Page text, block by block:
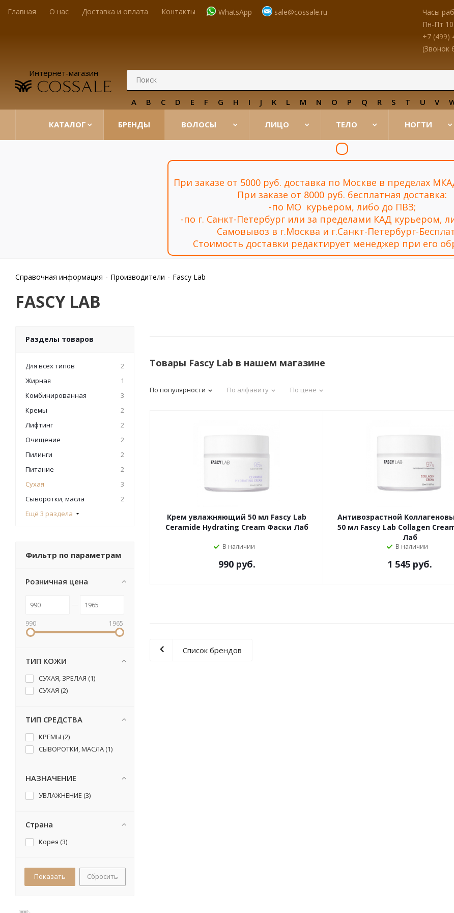
Главная О нас Доставка и оплата Контакты WhatsApp sale@cossale.ru
Часы
Пн-Пт
+7 (499)
(Звонок
Интернет-магазин
A B C D E F G H I J K L M N O P Q R S T U V
КАТАЛОГ БРЕНДЫ ВОЛОСЫ ЛИЦО ТЕЛО НОГТИ
При заказе от 5000 руб. доставка по Москве в пределах
При заказе от 8000 руб. бесплатная доставка:
-по МО курьером, либо до ПВЗ;
-по г. Санкт-Петербург или за пределами КАД курьером,
Самовывоз в г.Москва и г.Санкт-Петербург-
Стоимость доставки редактирует менеджер при его
Справочная информация - Производители - Fascy Lab
FASCY LAB
Товары Fascy Lab в нашем магазине
По популярности По алфавиту По цене
Крем увлажняющий 50 мл Fascy Lab
Ceramide Hydrating Cream Фаски Лаб
В наличии
990 руб.
Антивозрастной
50 мл Fascy Lab Collagen
Лаб
В наличии
1 545 руб.
Список брендов
Разделы товаров
Для всех типов
2
Жирная
1
Комбинированная
3
Кремы
2
Лифтинг
2
Очищение
2
Пилинги
2
Питание
2
Сухая
3
Сыворотки, масла
2
Ещё 3 раздела
Фильтр по параметрам
Розничная цена
990 1965
ТИП КОЖИ
СУХАЯ, ЗРЕЛАЯ (1)
СУХАЯ (2)
ТИП СРЕДСТВА
КРЕМЫ (2)
СЫВОРОТКИ, МАСЛА (1)
НАЗНАЧЕНИЕ
УВЛАЖНЕНИЕ (3)
Страна
Корея (3)
Сбросить